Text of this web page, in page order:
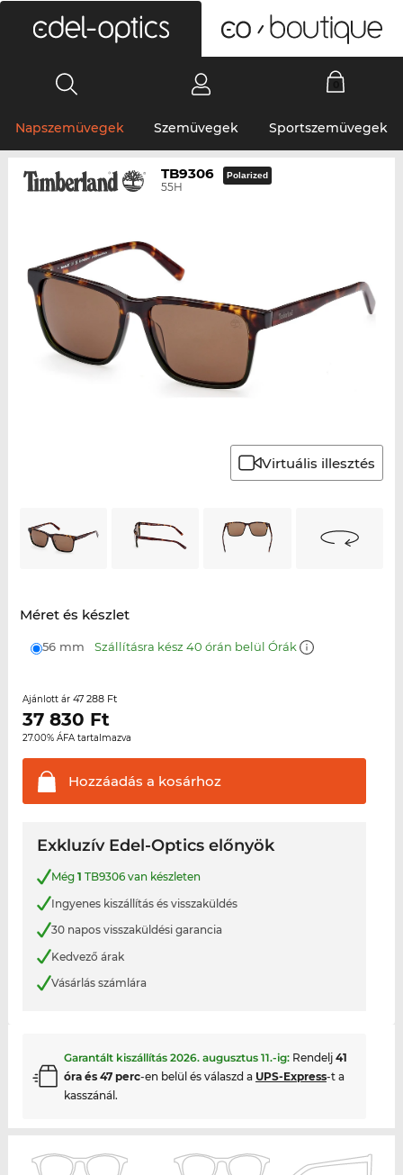
Napszemüvegek Szemüvegek Sportszemüvegek
TB9306
55H
Polarized
Virtuális illesztés
Méret és készlet
56 mm Szállításra kész 40 órán belül Órák
Ajánlott ár 47 288 Ft
37 830 Ft
27.00% ÁFA tartalmazva
Hozzáadás a kosárhoz
Exkluzív Edel-Optics előnyök
Még 1 TB9306 van készleten
Ingyenes kiszállítás és visszaküldés
30 napos visszaküldési garancia
Kedvező árak
Vásárlás számlára
Garantált kiszállítás 2026. augusztus 11.-ig: Rendelj 41
óra és 47 perc-en belül és válaszd a UPS-Express-t a
kasszánál.